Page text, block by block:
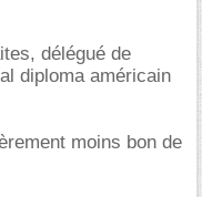
délégué de
diploma américain
moins bon de